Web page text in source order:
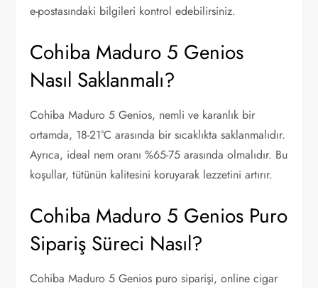
e-postasındaki bilgileri kontrol edebilirsiniz.
Cohiba Maduro 5 Genios
Nasıl Saklanmalı?
Cohiba Maduro 5 Genios, nemli ve karanlık bir
ortamda, 18-21°C arasında bir sıcaklıkta saklanmalıdır.
Ayrıca, ideal nem oranı %65-75 arasında olmalıdır. Bu
koşullar, tütünün kalitesini koruyarak lezzetini artırır.
Cohiba Maduro 5 Genios Puro
Sipariş Süreci Nasıl?
Cohiba Maduro 5 Genios puro siparişi, online cigar